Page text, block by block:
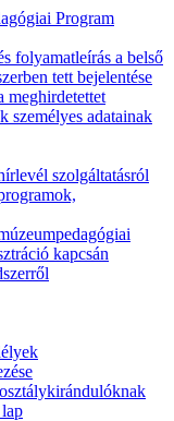
Program
folyamatleírás a belső
tett bejelentése
meghirdetettet
személyes adatainak
szolgáltatásról
kapcsán